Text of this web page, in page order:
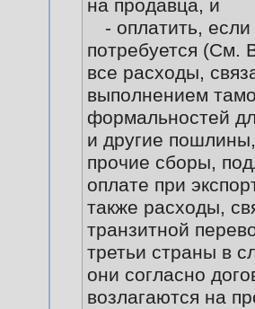
на продавца, и
- оплатить, если
потребуется (См.
все расходы,
выполнением
формальностей
и другие
прочие сборы,
оплате при
также расходы,
транзитной
третьи страны в
они согласно
возлагаются на